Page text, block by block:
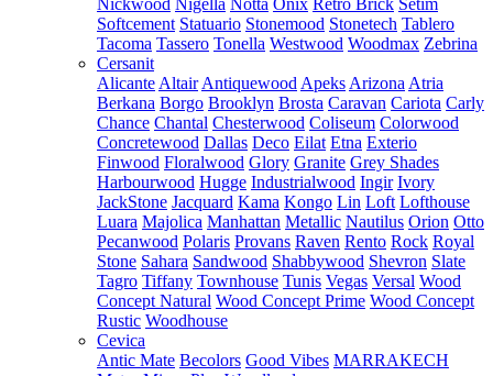
Nickwood Nigella Notta Onix Retro Brick Setim
Softcement Statuario Stonemood Stonetech Tablero
Tacoma Tassero Tonella Westwood Woodmax Zebrina
Cersanit
Alicante Altair Antiquewood Apeks Arizona Atria
Berkana Borgo Brooklyn Brosta Caravan Cariota Carly
Chance Chantal Chesterwood Coliseum Colorwood
Concretewood Dallas Deco Eilat Etna Exterio
Finwood Floralwood Glory Granite Grey Shades
Harbourwood Hugge Industrialwood Ingir Ivory
JackStone Jacquard Kama Kongo Lin Loft Lofthouse
Luara Majolica Manhattan Metallic Nautilus Orion Otto
Pecanwood Polaris Provans Raven Rento Rock Royal
Stone Sahara Sandwood Shabbywood Shevron Slate
Tagro Tiffany Townhouse Tunis Vegas Versal Wood
Concept Natural Wood Concept Prime Wood Concept
Rustic Woodhouse
Cevica
Antic Mate Becolors Good Vibes MARRAKECH